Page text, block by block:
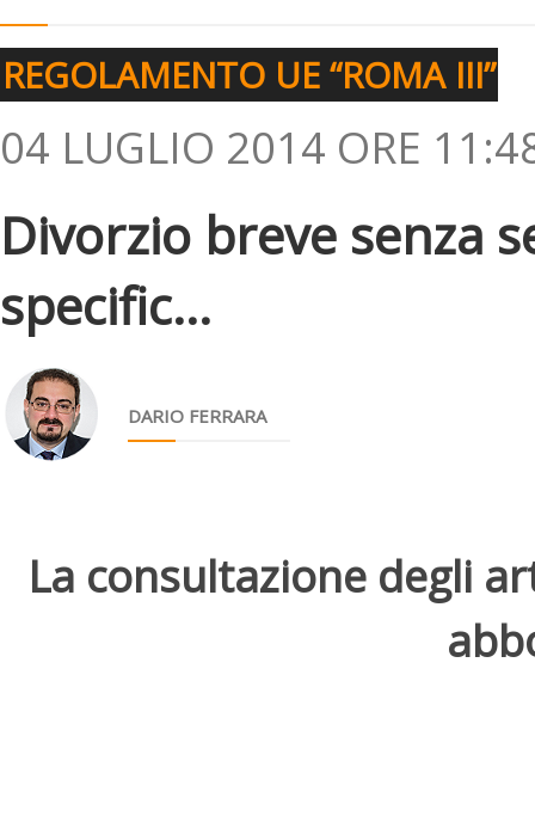
REGOLAMENTO UE “ROMA III”
04 LUGLIO 2014 ORE
Divorzio breve senza
specific...
DARIO FERRARA
La consultazione degli